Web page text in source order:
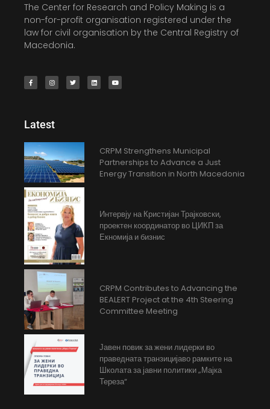
The Center for Research and Policy Making is a
non-for-profit organisation registered under the
law for civil organisation by the Central Registry of
Macedonia.
Latest
CRPM Strengthens Municipal
Partnerships to Advance a Just
Energy Transition in North Macedonia
Интервју на Кристијан Трајковски,
проектен координатор во ЦИКП за
Екномија и бизнис
CRPM Contributes to Advancing the
BEALERT Project at the 4th Steering
Committee Meeting
Јавен повик за жени лидерки во
праведната транзицијаво рамките на
Школата за јавни политики „Мајка
Тереза“